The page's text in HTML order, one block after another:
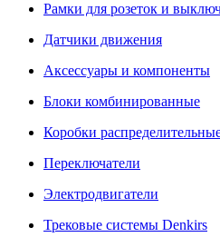
Рамки для розеток и
Датчики движения
Аксессуары и компоненты
Блоки комбинированные
Коробки
Переключатели
Электродвигатели
Трековые системы Denkirs